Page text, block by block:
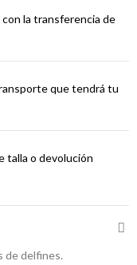
la transferencia de
que tendrá tu
talla o devolución
de delfines.